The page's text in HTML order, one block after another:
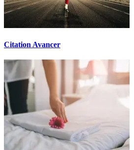
Citation Avancer